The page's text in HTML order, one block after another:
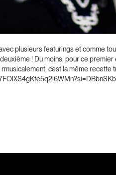
plusieurs featurings et comme
deuxième ! Du moins, pour ce
c’est la même